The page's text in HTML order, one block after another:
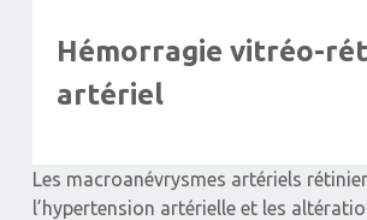
Hémorragie vitréo-
artériel
Les macroanévrysmes artériels
l’hypertension artérielle et les